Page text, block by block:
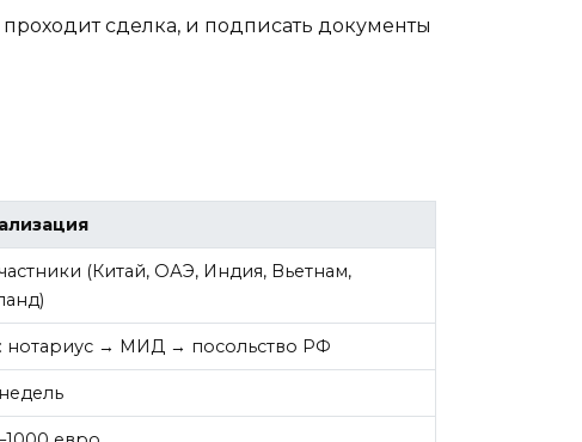
сделка, и подписать документы
(Китай, ОАЭ, Индия, Вьетнам,
нотариус → МИД → посольство РФ